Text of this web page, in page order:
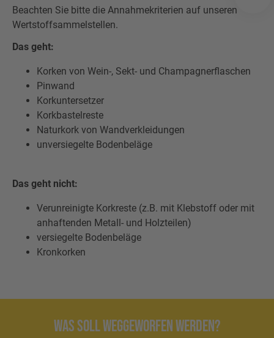
Sonstige Abfälle
Beachten Sie bitte die Annahmekriterien auf unseren
Wertstoffsammelstellen.
Das geht:
Korken von Wein-, Sekt- und Champagnerflaschen
Pinwand
Korkuntersetzer
Korkbastelreste
Naturkork von Wandverkleidungen
unversiegelte Bodenbeläge
Das geht nicht:
Verunreinigte Korkreste (z.B. mit Klebstoff oder mit
anhaftenden Metall- und Holzteilen)
versiegelte Bodenbeläge
Kronkorken
Was soll weggeworfen werden?